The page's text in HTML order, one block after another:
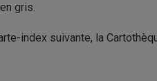
gris.
index suivante, la